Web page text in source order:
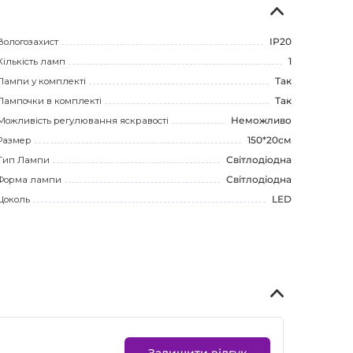
IP20
ламп
1
у комплекті
Так
в комплекті
Так
регулювання яскравості
Неможливо
150*20см
Лампи
Світлодіодна
лампи
Світлодіодна
LED